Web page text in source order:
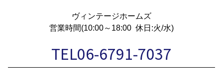
ヴィンテージホームズ
営業時間(10:00～18:00 休日:火/水)
TEL06-6791-7037